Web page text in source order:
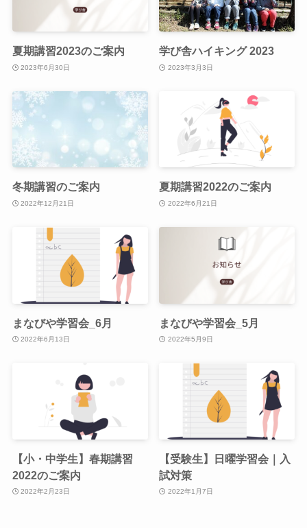
夏期講習2023のご案内
2023年6月30日
学び舎ハイキング 2023
2023年3月3日
冬期講習のご案内
2022年12月21日
夏期講習2022のご案内
2022年6月21日
まなびや学習会_6月
2022年6月13日
まなびや学習会_5月
2022年5月9日
【小・中学生】春期講習
2022のご案内
2022年2月23日
【受験生】日曜学習会｜入
試対策
2022年1月7日